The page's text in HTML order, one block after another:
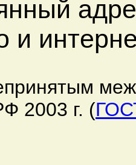
и
2003 г. (